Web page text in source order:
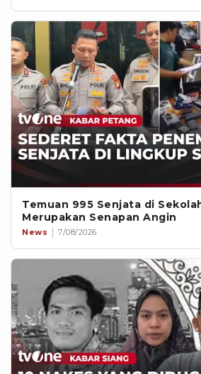
Temuan 995 Senjata di
Merupakan Senapan Angin
News 7/08/2026